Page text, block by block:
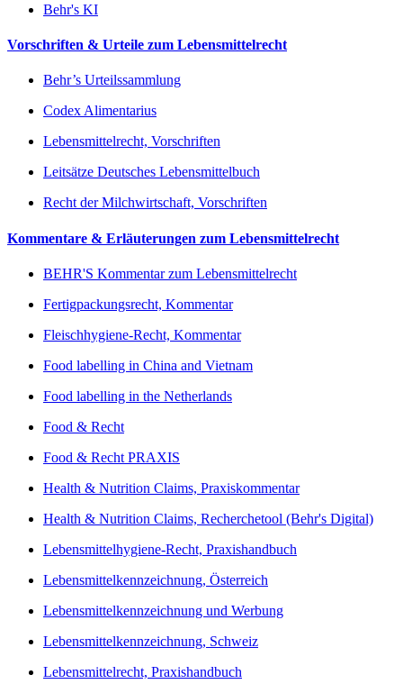
Behr's KI
Vorschriften & Urteile zum Lebensmittelrecht
Behr’s Urteilssammlung
Codex Alimentarius
Lebensmittelrecht, Vorschriften
Leitsätze Deutsches Lebensmittelbuch
Recht der Milchwirtschaft, Vorschriften
Kommentare & Erläuterungen zum Lebensmittelrecht
BEHR'S Kommentar zum Lebensmittelrecht
Fertigpackungsrecht, Kommentar
Fleischhygiene-Recht, Kommentar
Food labelling in China and Vietnam
Food labelling in the Netherlands
Food & Recht
Food & Recht PRAXIS
Health & Nutrition Claims, Praxiskommentar
Health & Nutrition Claims, Recherchetool (Behr's Digital)
Lebensmittelhygiene-Recht, Praxishandbuch
Lebensmittelkennzeichnung, Österreich
Lebensmittelkennzeichnung und Werbung
Lebensmittelkennzeichnung, Schweiz
Lebensmittelrecht, Praxishandbuch